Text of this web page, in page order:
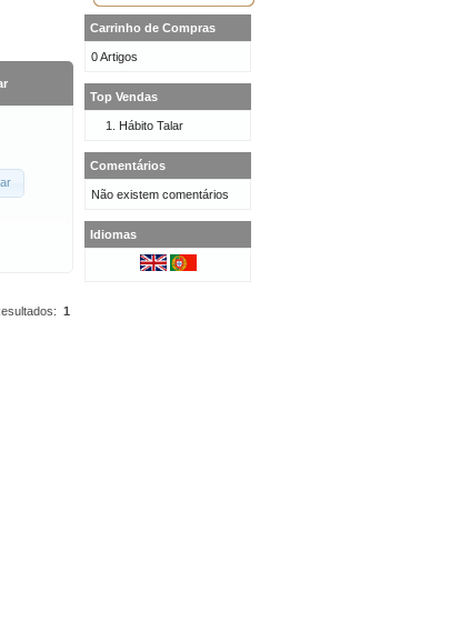
1
Carrinho de Compras
0 Artigos
Top Vendas
Hábito Talar
Comentários
Não existem comentários
Idiomas